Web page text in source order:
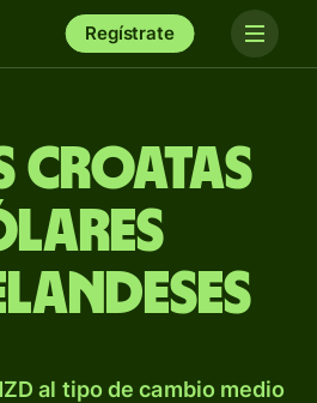
Regístrate
croatas
al tipo de cambio medio